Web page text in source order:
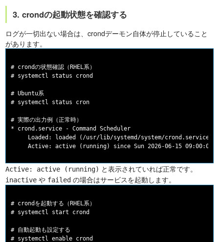
3. crondの起動状態を確認する
ログが一切出ない場合は、crondデーモン自体が停止していること
があります。
# crondの状態確認（RHEL系）
# systemctl status crond
# Ubuntu系
# systemctl status cron
# 実際の出力例（正常時）
* crond.service - Command Scheduler
Loaded: loaded (/usr/lib/systemd/system/crond.service;
Active: active (running) と表示されていれば正常です。
inactive や failed の場合はサービスを起動します。
# crondを起動する（RHEL系）
# systemctl start crond
# 自動起動も設定する